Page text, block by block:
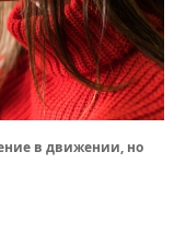
в движении, но